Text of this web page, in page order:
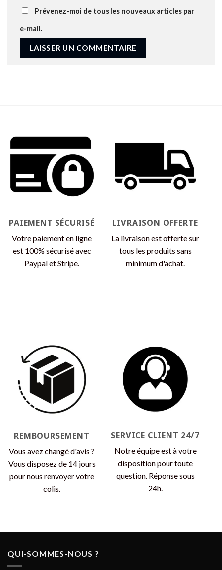
Prévenez-moi de tous les nouveaux articles par
e-mail.
PAIEMENT SÉCURISÉ
Votre paiement en ligne
est 100% sécurisé avec
Paypal et Stripe.
LIVRAISON OFFERTE
La livraison est offerte sur
tous les produits sans
minimum d'achat.
REMBOURSEMENT
Vous avez changé d'avis ?
Vous disposez de 14 jours
pour nous renvoyer votre
colis.
SERVICE CLIENT 24/7
Notre équipe est à votre
disposition pour toute
question. Réponse sous
24h.
QUI-SOMMES-NOUS ?